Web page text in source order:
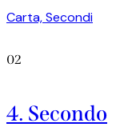
Carta,Secondi
02
4. Secondo